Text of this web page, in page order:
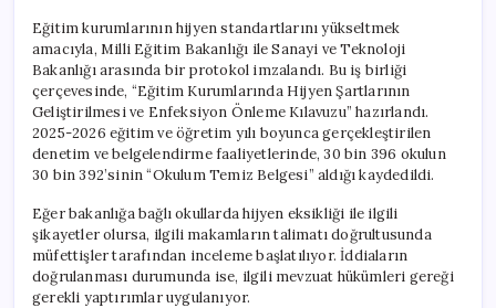
Eğitim kurumlarının hijyen standartlarını yükseltmek
amacıyla, Milli Eğitim Bakanlığı ile Sanayi ve Teknoloji
Bakanlığı arasında bir protokol imzalandı. Bu iş birliği
çerçevesinde, “Eğitim Kurumlarında Hijyen Şartlarının
Geliştirilmesi ve Enfeksiyon Önleme Kılavuzu” hazırlandı.
2025-2026 eğitim ve öğretim yılı boyunca gerçekleştirilen
denetim ve belgelendirme faaliyetlerinde, 30 bin 396 okulun
30 bin 392’sinin “Okulum Temiz Belgesi” aldığı kaydedildi.
Eğer bakanlığa bağlı okullarda hijyen eksikliği ile ilgili
şikayetler olursa, ilgili makamların talimatı doğrultusunda
müfettişler tarafından inceleme başlatılıyor. İddiaların
doğrulanması durumunda ise, ilgili mevzuat hükümleri gereği
gerekli yaptırımlar uygulanıyor.